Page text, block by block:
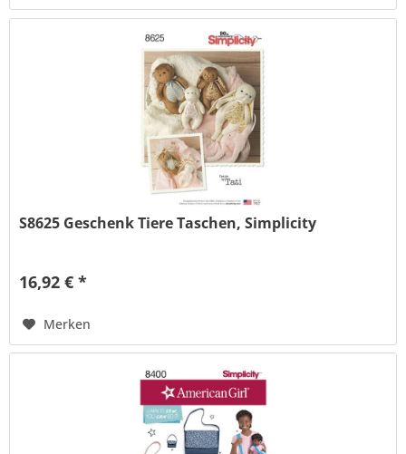
S8625 Geschenk Tiere Taschen, Simplicity
16,92 € *
Merken